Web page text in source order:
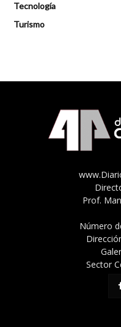
Tecnología
Turismo
Prof.
Número
Sector